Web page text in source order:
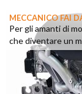
MECCANICO FAI
Per gli amanti di
che diventare un